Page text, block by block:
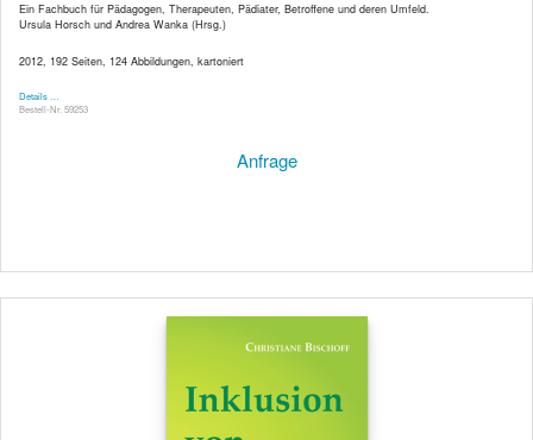
Ein Fachbuch für Pädagogen, Therapeuten, Pädiater, Betroffene und deren Umfeld.
Ursula Horsch und Andrea Wanka (Hrsg.)
2012, 192 Seiten, 124 Abbildungen, kartoniert
Details …
Bestell-Nr. 59253
Anfrage